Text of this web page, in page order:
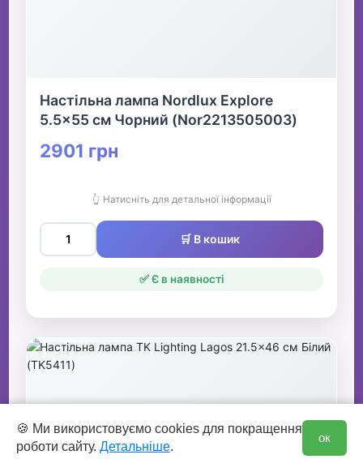
Настільна лампа Nordlux Explore
5.5x55 см Чорний (Nor2213505003)
2901 грн
👆 Натисніть для детальної інформації
🛒 В кошик
✅ Є в наявності
🍪 Ми використовуємо cookies для покращення
роботи сайту. Детальніше.
ок
0